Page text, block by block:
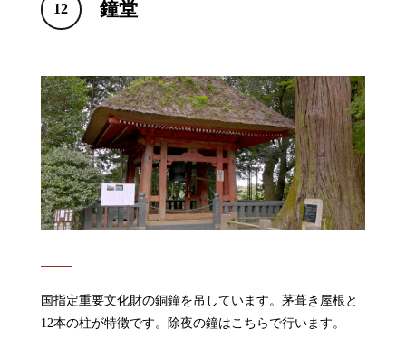
12 鐘堂
国指定重要文化財の銅鐘を吊しています。茅葺き屋根と
12本の柱が特徴です。除夜の鐘はこちらで行います。